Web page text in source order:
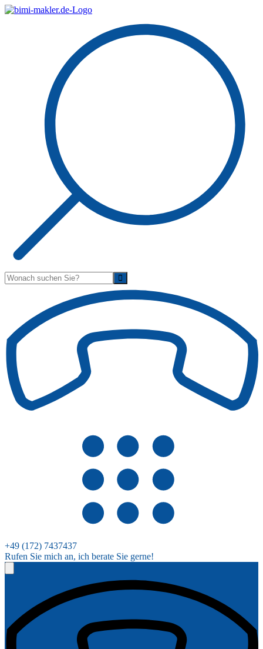
+49 (172) 7437437
Rufen Sie mich an, ich berate Sie gerne!